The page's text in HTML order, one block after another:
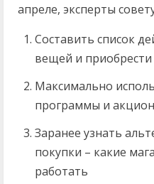
апреле, эксперты
Составить список
вещей и
Максимально
программы и
Заранее узнать
покупки – какие
работать